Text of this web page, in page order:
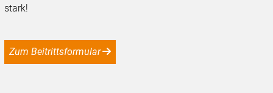
stark!
Zum Beitrittsformular